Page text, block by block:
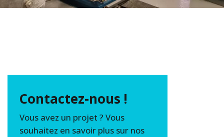
Contactez-nous !
Vous avez un projet ? Vous
souhaitez en savoir plus sur nos